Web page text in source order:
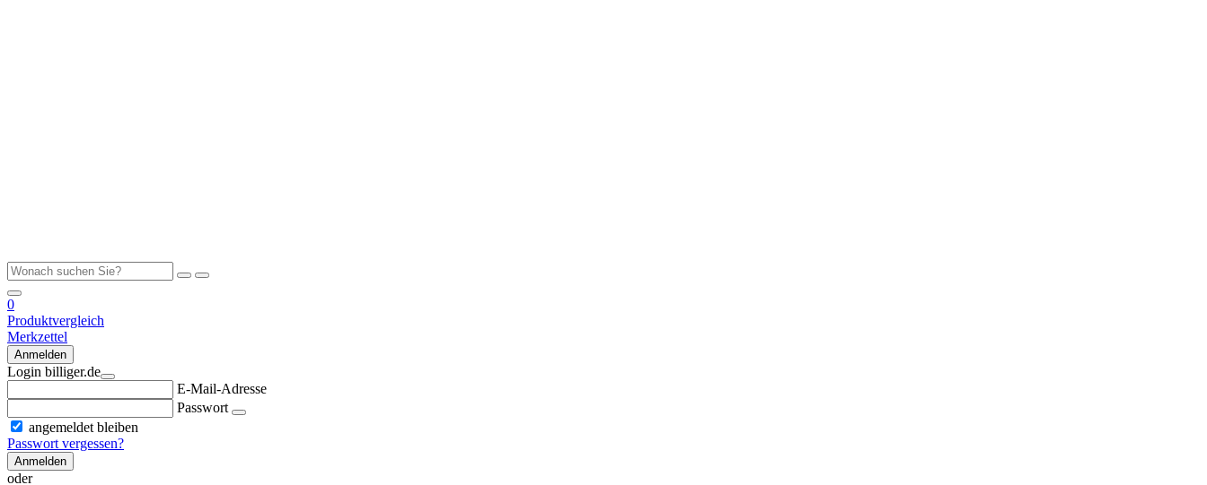
0
Produktvergleich
Merkzettel
Anmelden
Login billiger.de
E-Mail-Adresse
Passwort
angemeldet bleiben
Passwort vergessen?
Anmelden
oder